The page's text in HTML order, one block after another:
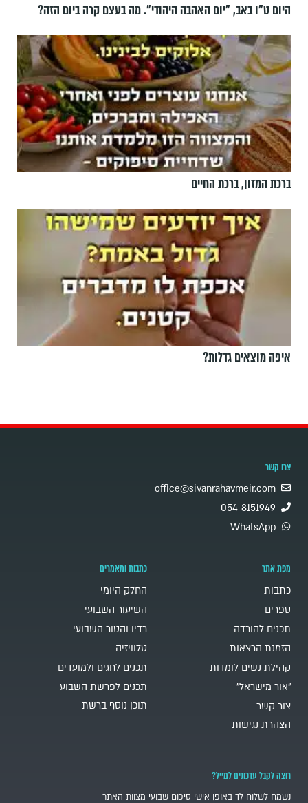
היום ט"ו באב, ”יום האהבה היהודי". מה בעצם קרה ביום הזה?
ברכת המזון, ברכת החיים
איפה מוצאים גדלות?
צרו קשר
office@sivanrahavmeir.com
054-8151949
WhatsApp
מפת אתר
כתבות
ספרים
תכנים להורדה
הזמנת הרצאות
קהילת נשים לומדות
"אור מישראל"
צור קשר
הצהרת נגישות
כתבות ומאמרים
החלק היומי
השיעור השבועי
רדיו והטור השבועי
טלוויזיה
תכנים לחגים ולמועדים
תכנים לפרשת השבוע
תוכן נוסף ברשת
רוצה לקבל עדכונים למייל?
נשמח לשלוח לך באופן אישי סיכום שבועי מצוות האתר